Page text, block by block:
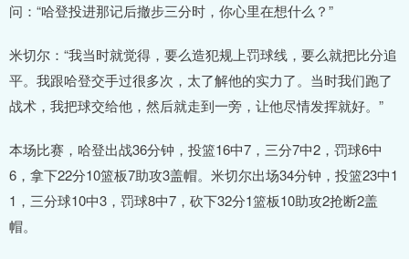
问：“哈登投进那记后撤步三分时，你心里在想什么？”
米切尔：“我当时就觉得，要么造犯规上罚球线，要么就把比分追
平。我跟哈登交手过很多次，太了解他的实力了。当时我们跑了
战术，我把球交给他，然后就走到一旁，让他尽情发挥就好。”
本场比赛，哈登出战36分钟，投篮16中7，三分7中2，罚球6中
6，拿下22分10篮板7助攻3盖帽。米切尔出场34分钟，投篮23中1
1，三分球10中3，罚球8中7，砍下32分1篮板10助攻2抢断2盖
帽。